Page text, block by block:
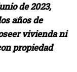
de 2023,
años de
vivienda ni
propiedad